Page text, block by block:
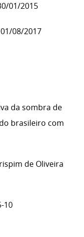
01/2015
08/2017
da sombra de
brasileiro com
de Oliveira
10